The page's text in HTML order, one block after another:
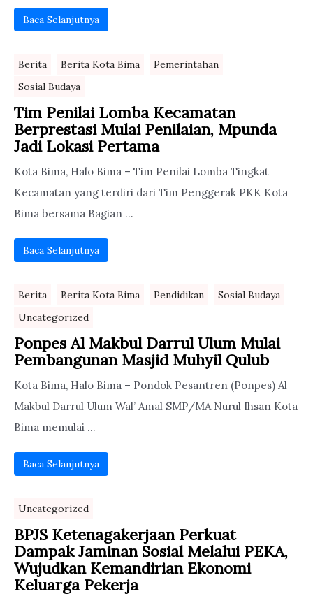
Baca Selanjutnya
Berita Berita Kota Bima
Pemerintahan
Sosial Budaya
Tim Penilai Lomba Kecamatan
Berprestasi Mulai Penilaian, Mpunda
Jadi Lokasi Pertama
Kota Bima, Halo Bima – Tim Penilai Lomba Tingkat
Kecamatan yang terdiri dari Tim Penggerak PKK Kota
Bima bersama Bagian ...
Baca Selanjutnya
Berita Berita Kota Bima Pendidikan
Sosial Budaya
Uncategorized
Ponpes Al Makbul Darrul Ulum Mulai
Pembangunan Masjid Muhyil Qulub
Kota Bima, Halo Bima – Pondok Pesantren (Ponpes) Al
Makbul Darrul Ulum Wal’ Amal SMP/MA Nurul Ihsan Kota
Bima memulai ...
Baca Selanjutnya
Uncategorized
BPJS Ketenagakerjaan Perkuat
Dampak Jaminan Sosial Melalui PEKA,
Wujudkan Kemandirian Ekonomi
Keluarga Pekerja